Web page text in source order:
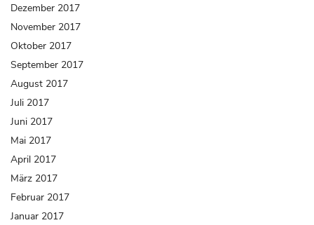
Dezember 2017
November 2017
Oktober 2017
September 2017
August 2017
Juli 2017
Juni 2017
Mai 2017
April 2017
März 2017
Februar 2017
Januar 2017